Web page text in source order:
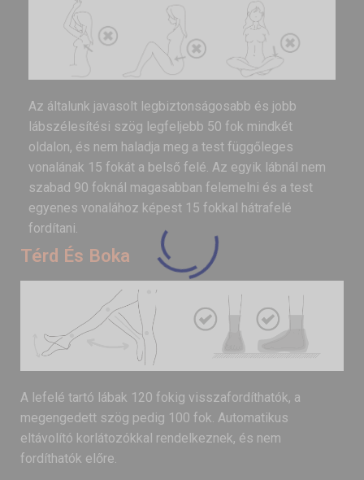
Az általunk javasolt legbiztonságosabb és jobb
lábszélesítési szög legfeljebb 50 fok mindkét
oldalon, és nem haladja meg a test függőleges
vonalának 15 fokát a belső felé. Az egyik lábnál nem
szabad 90 foknál magasabban felemelni és a test
egyenes vonalához képest 15 fokkal hátrafelé
fordítani.
Térd És Boka
A lefelé tartó lábak 120 fokig visszafordíthatók, a
megengedett szög pedig 100 fok. Automatikus
eltávolító korlátozókkal rendelkeznek, és nem
fordíthatók előre.